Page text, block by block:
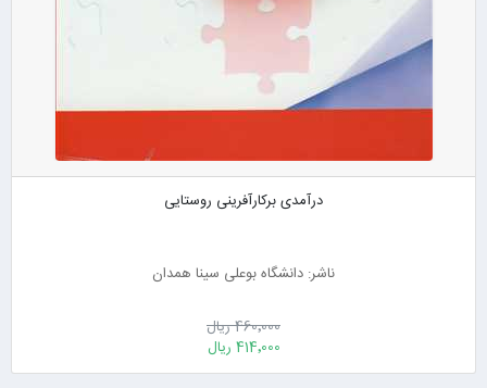
درآمدی برکارآفرینی روستایی
ناشر: دانشگاه بوعلی سینا همدان
460٬000 ریال
414٬000 ریال